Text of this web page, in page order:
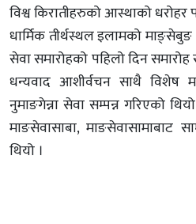
विश्व किरातीहरुको आस्थाको धरोहर
धार्मिक तीर्थस्थल इलामको
सेवा समारोहको पहिलो दिन
धन्यवाद आशीर्वचन साथै विशेष
नुमाङगेन्ना सेवा सम्पन्न गरिएको
माङसेवासाबा, माङसेवासामाबाट
थियो ।